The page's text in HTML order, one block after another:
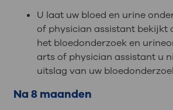
U laat uw bloed en urine
of physician assistant bekijkt
het bloedonderzoek en
arts of physician assistant u
uitslag van uw
Na 8 maanden